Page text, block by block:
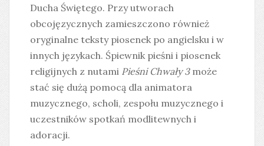
Ducha Świętego. Przy utworach
obcojęzycznych zamieszczono również
oryginalne teksty piosenek po angielsku i w
innych językach. Śpiewnik pieśni i piosenek
religijnych z nutami Pieśni Chwały 3może
stać się dużą pomocą dla animatora
muzycznego, scholi, zespołu muzycznego i
uczestników spotkań modlitewnych i
adoracji.